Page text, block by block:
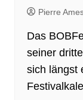
Pierre
Das
seiner
sich längst